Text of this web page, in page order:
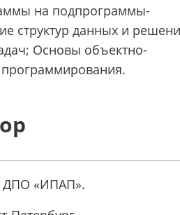
на подпрограммы-
структур данных и
Основы объектно-
«ИПАП».